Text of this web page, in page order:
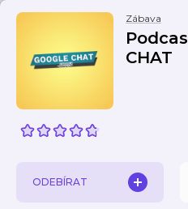
Zábava
CHAT
ODEBÍRAT